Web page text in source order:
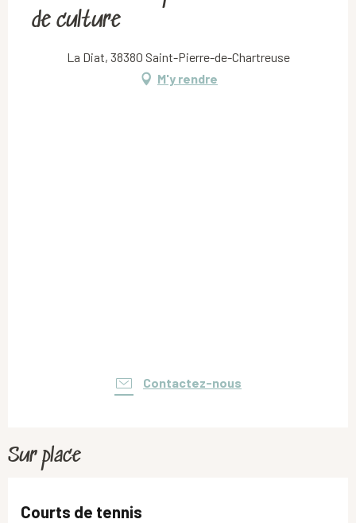
de culture
La Diat, 38380 Saint-Pierre-de-Chartreuse
M'y rendre
Contactez-nous
Sur place
Courts de tennis